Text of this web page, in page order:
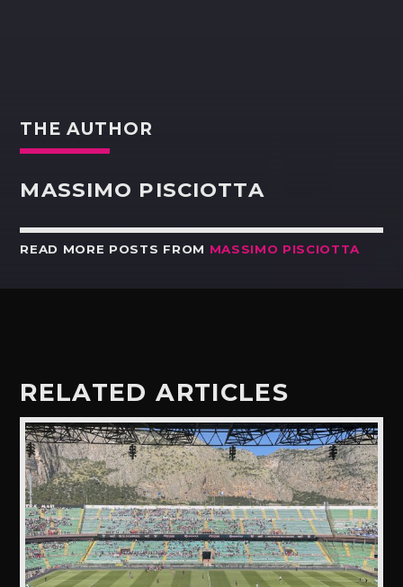
THE AUTHOR
MASSIMO PISCIOTTA
READ MORE POSTS FROM MASSIMO PISCIOTTA
RELATED ARTICLES